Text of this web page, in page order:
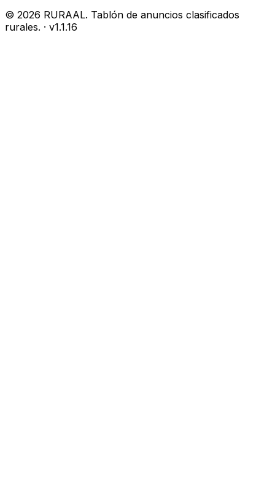
© 2026 RURAAL. Tablón de anuncios clasificados
rurales. · v1.1.16